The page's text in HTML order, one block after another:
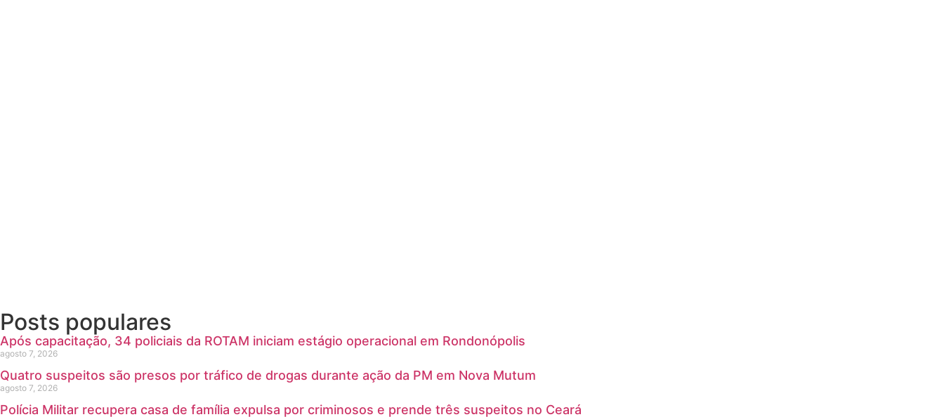
Posts populares
Após capacitação, 34 policiais da ROTAM iniciam estágio operacional em Rondonópolis
agosto 7, 2026
Quatro suspeitos são presos por tráfico de drogas durante ação da PM em Nova Mutum
agosto 7, 2026
Polícia Militar recupera casa de família expulsa por criminosos e prende três suspeitos no Ceará